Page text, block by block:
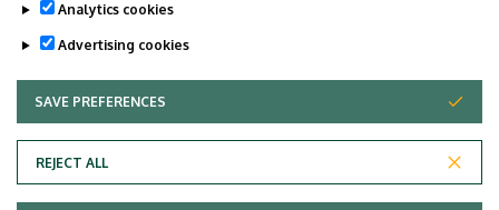
Adatvédelem
Analytics cookies
Advertising cookies
SAVE PREFERENCES
REJECT ALL
WITHDRAW CONSENT